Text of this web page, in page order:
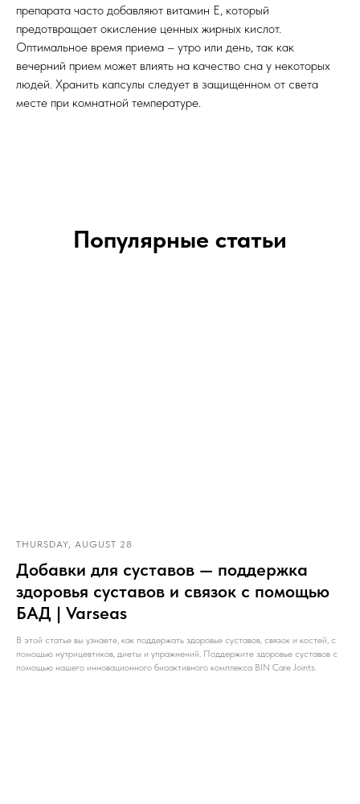
препарата часто добавляют витамин Е, который
предотвращает окисление ценных жирных кислот.
Оптимальное время приема – утро или день, так как
вечерний прием может влиять на качество сна у некоторых
людей. Хранить капсулы следует в защищенном от света
месте при комнатной температуре.
Популярные статьи
THURSDAY, AUGUST 28
Добавки для суставов — поддержка
здоровья суставов и связок с помощью
БАД | Varseas
В этой статье вы узнаете, как поддержать здоровье суставов, связок и костей, с
помощью нутрицевтиков, диеты и упражнений. Поддержите здоровье суставов с
помощью нашего инновационного биоактивного комплекса BIN Care Joints.